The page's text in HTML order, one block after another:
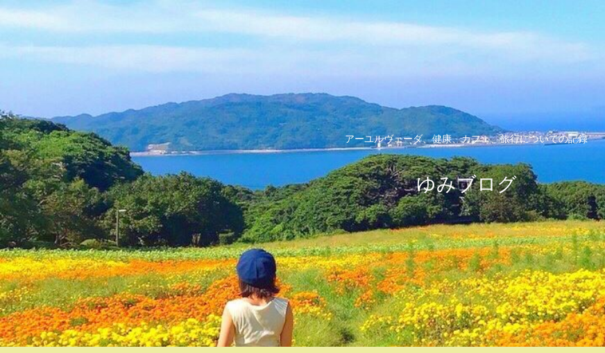
アーユルヴェーダ、健康、カフェ、旅行についての記録
ゆみブログ